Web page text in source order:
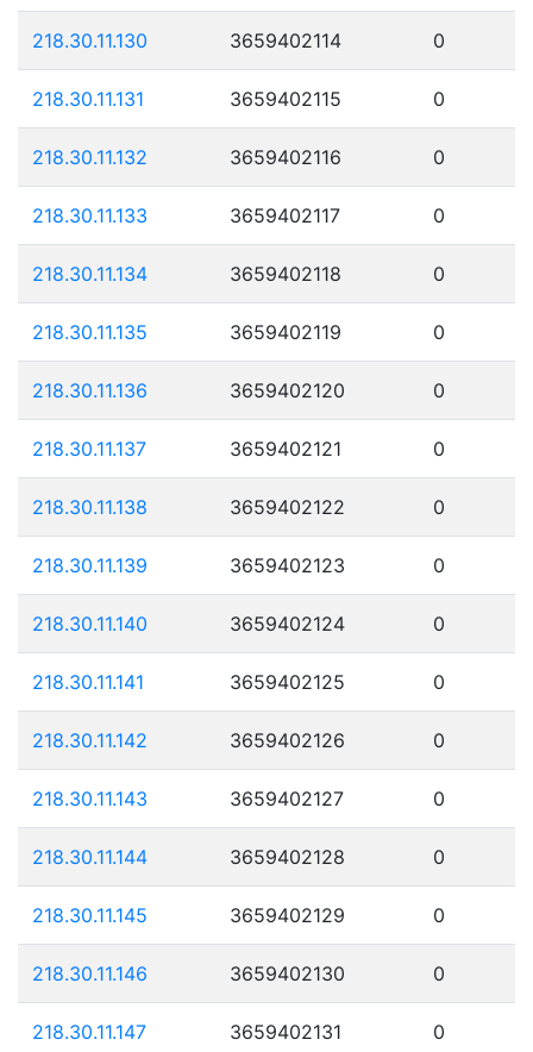
218.30.11.130 3659402114 0
218.30.11.131 3659402115 0
218.30.11.132 3659402116 0
218.30.11.133 3659402117 0
218.30.11.134 3659402118 0
218.30.11.135 3659402119 0
218.30.11.136 3659402120 0
218.30.11.137 3659402121 0
218.30.11.138 3659402122 0
218.30.11.139 3659402123 0
218.30.11.140 3659402124 0
218.30.11.141 3659402125 0
218.30.11.142 3659402126 0
218.30.11.143 3659402127 0
218.30.11.144 3659402128 0
218.30.11.145 3659402129 0
218.30.11.146 3659402130 0
218.30.11.147 3659402131 0